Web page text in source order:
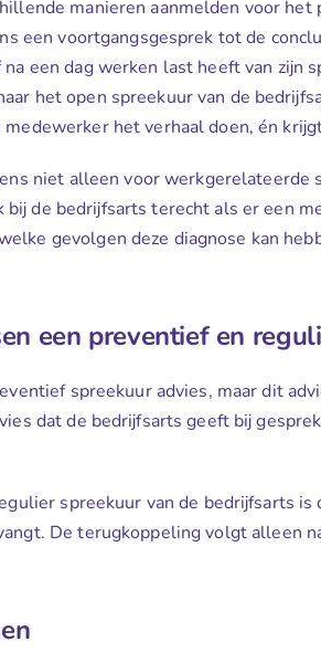
manieren aanmelden voor
een voortgangsgesprek tot de
een dag werken last heeft van zijn
het open spreekuur van de
het verhaal doen, én
niet alleen voor werkgerelateerde
de bedrijfsarts terecht als er een
gevolgen deze diagnose kan
een preventief en
spreekuur advies, maar dit
dat de bedrijfsarts geeft bij
spreekuur van de bedrijfsarts
De terugkoppeling volgt alleen